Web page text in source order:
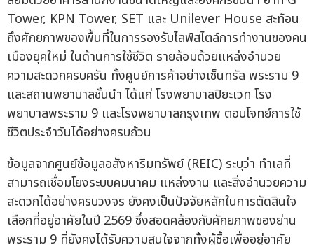
Tower, KPN Tower, SET และ Unilever House สะท้อน
ถึงศักยภาพของพื้นที่ในการรองรับไลฟ์สไตล์การทำงานของคน
เมืองยุคใหม่ ในด้านการใช้ชีวิต รายล้อมด้วยแหล่งอำนวย
ความสะดวกครบครัน ทั้งศูนย์การค้าอย่างเซ็นทรัล พระราม 9
และสถานพยาบาลชั้นนำ ได้แก่ โรงพยาบาลปิยะเวท โรง
พยาบาลพระราม 9 และโรงพยาบาลกรุงเทพ ตอบโจทย์การใช้
ชีวิตประจำวันได้อย่างครบถ้วน
ข้อมูลจากศูนย์ข้อมูลอสังหาริมทรัพย์ (REIC) ระบุว่า ทำเลที่
สามารถเชื่อมโยงระบบคมนาคม แหล่งงาน และสิ่งอำนวยความ
สะดวกได้อย่างครบวงจร ยังคงเป็นปัจจัยหลักในการตัดสินใจ
เลือกที่อยู่อาศัยในปี 2569 ซึ่งสอดคล้องกับศักยภาพของย่าน
พระราม 9 ที่ยังคงได้รับความสนใจจากทั้งผู้ซื้อเพื่ออยู่อาศัย